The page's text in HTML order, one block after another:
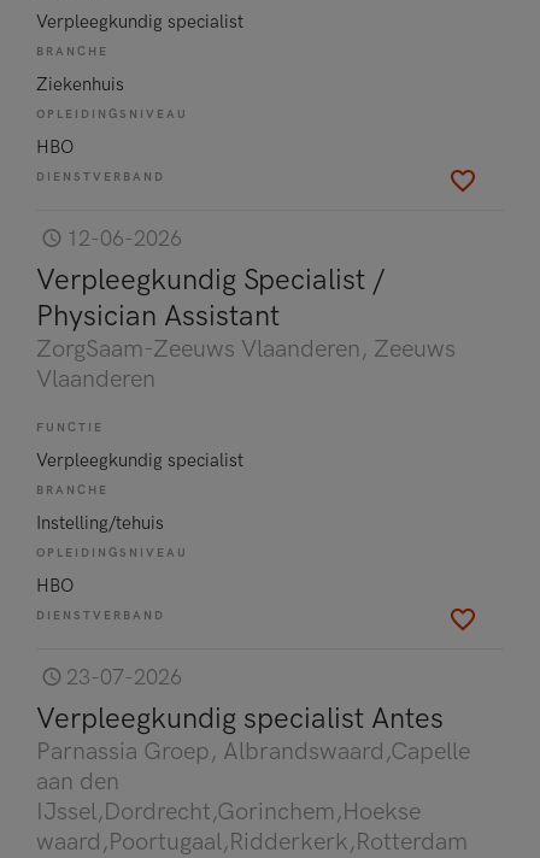
Verpleegkundig specialist
BRANCHE
Ziekenhuis
OPLEIDINGSNIVEAU
HBO
DIENSTVERBAND
12-06-2026
Verpleegkundig Specialist /
Physician Assistant
ZorgSaam-Zeeuws Vlaanderen, Zeeuws
Vlaanderen
FUNCTIE
Verpleegkundig specialist
BRANCHE
Instelling/tehuis
OPLEIDINGSNIVEAU
HBO
DIENSTVERBAND
23-07-2026
Verpleegkundig specialist Antes
Parnassia Groep, Albrandswaard,Capelle
aan den
IJssel,Dordrecht,Gorinchem,Hoekse
waard,Poortugaal,Ridderkerk,Rotterdam